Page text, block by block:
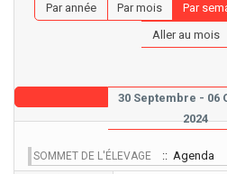
Par année Par mois Par
Aller au mois
30 Septembre - 06
2024
SOMMET DE L'ÉLEVAGE
:: Agenda